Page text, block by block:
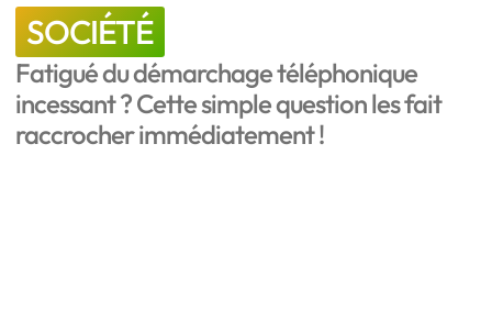
SOCIÉTÉ
Fatigué du démarchage téléphonique
incessant ? Cette simple question les fait
raccrocher immédiatement !